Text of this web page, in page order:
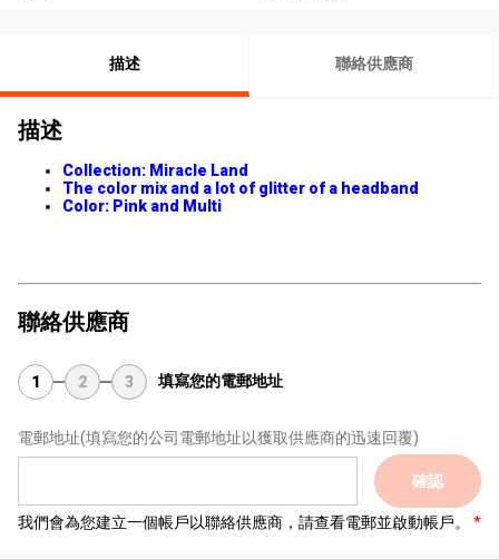
描述 聯絡供應商
描述
Collection: Miracle Land
The color mix and a lot of glitter of a headband
Color: Pink and Multi
聯絡供應商
1 2 3 填寫您的電郵地址
電郵地址(填寫您的公司電郵地址以獲取供應商的迅速回覆)
確認
我們會為您建立一個帳戶以聯絡供應商，請查看電郵並啟動帳戶。